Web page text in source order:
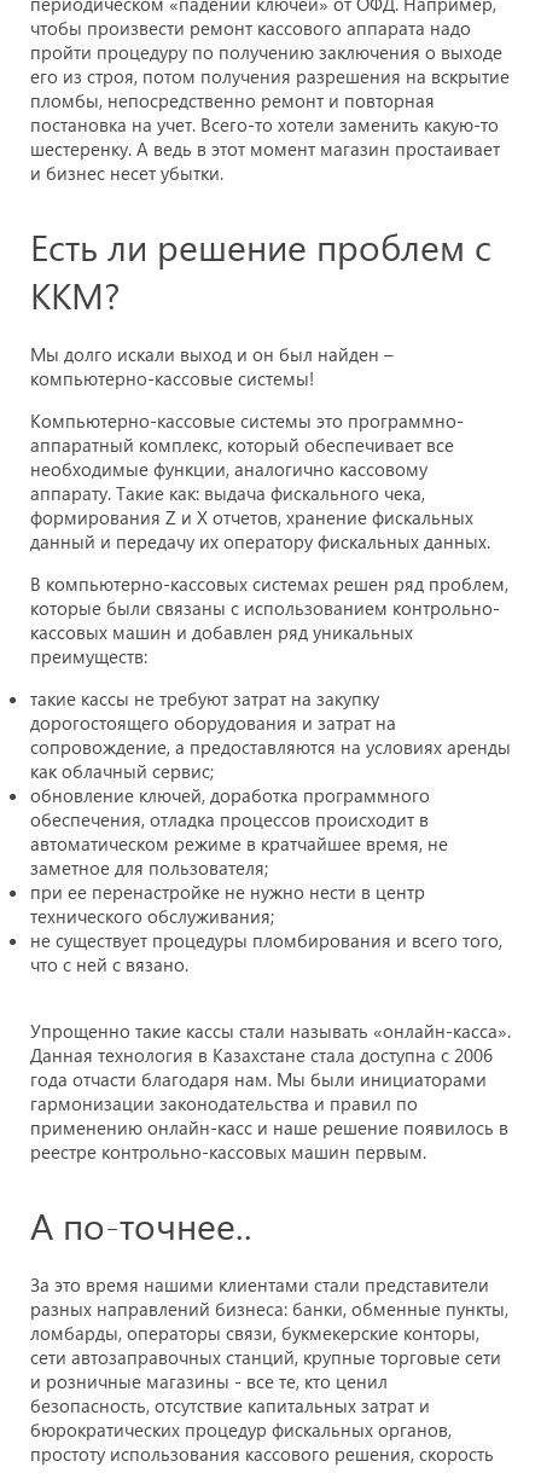
чтобы произвести ремонт кассового аппарата надо
пройти процедуру по получению заключения о выходе
его из строя, потом получения разрешения на вскрытие
пломбы, непосредственно ремонт и повторная
постановка на учет. Всего-то хотели заменить какую-то
шестеренку. А ведь в этот момент магазин простаивает
и бизнес несет убытки.
Есть ли решение проблем с
ККМ?
Мы долго искали выход и он был найден –
компьютерно-кассовые системы!
Компьютерно-кассовые системы это программно-
аппаратный комплекс, который обеспечивает все
необходимые функции, аналогично кассовому
аппарату. Такие как: выдача фискального чека,
формирования Z и Х отчетов, хранение фискальных
данный и передачу их оператору фискальных данных.
В компьютерно-кассовых системах решен ряд проблем,
которые были связаны с использованием контрольно-
кассовых машин и добавлен ряд уникальных
преимуществ:
такие кассы не требуют затрат на закупку
дорогостоящего оборудования и затрат на
сопровождение, а предоставляются на условиях аренды
как облачный сервис;
обновление ключей, доработка программного
обеспечения, отладка процессов происходит в
автоматическом режиме в кратчайшее время, не
заметное для пользователя;
при ее перенастройке не нужно нести в центр
технического обслуживания;
не существует процедуры пломбирования и всего того,
что с ней с вязано.
Упрощенно такие кассы стали называть «онлайн-касса».
Данная технология в Казахстане стала доступна с 2006
года отчасти благодаря нам. Мы были инициаторами
гармонизации законодательства и правил по
применению онлайн-касс и наше решение появилось в
реестре контрольно-кассовых машин первым.
А по-точнее..
За это время нашими клиентами стали представители
разных направлений бизнеса: банки, обменные пункты,
ломбарды, операторы связи, букмекерские конторы,
сети автозаправочных станций, крупные торговые сети
и розничные магазины - все те, кто ценил
безопасность, отсутствие капитальных затрат и
бюрократических процедур фискальных органов,
простоту использования кассового решения, скорость